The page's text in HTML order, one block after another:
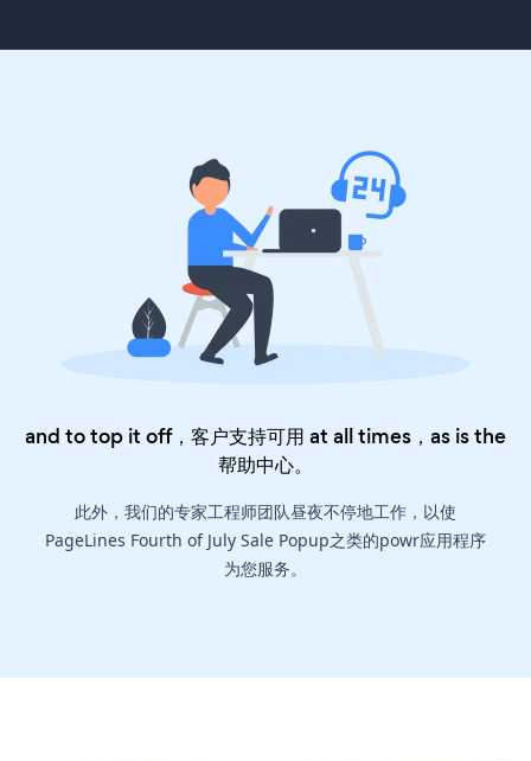
and to top it off，客户支持可用 at all times，as is the
帮助中心。
此外，我们的专家工程师团队昼夜不停地工作，以使
PageLines Fourth of July Sale Popup之类的powr应用程序
为您服务。